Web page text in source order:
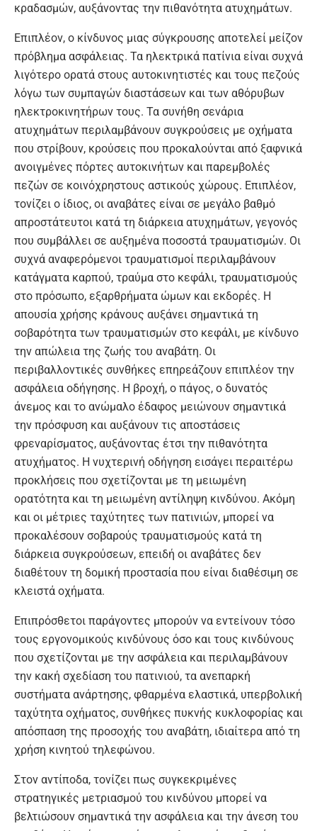
κραδασμών, αυξάνοντας την πιθανότητα ατυχημάτων.
Επιπλέον, ο κίνδυνος μιας σύγκρουσης αποτελεί μείζον
πρόβλημα ασφάλειας. Τα ηλεκτρικά πατίνια είναι συχνά
λιγότερο ορατά στους αυτοκινητιστές και τους πεζούς
λόγω των συμπαγών διαστάσεων και των αθόρυβων
ηλεκτροκινητήρων τους. Τα συνήθη σενάρια
ατυχημάτων περιλαμβάνουν συγκρούσεις με οχήματα
που στρίβουν, κρούσεις που προκαλούνται από ξαφνικά
ανοιγμένες πόρτες αυτοκινήτων και παρεμβολές
πεζών σε κοινόχρηστους αστικούς χώρους. Επιπλέον,
τονίζει ο ίδιος, οι αναβάτες είναι σε μεγάλο βαθμό
απροστάτευτοι κατά τη διάρκεια ατυχημάτων, γεγονός
που συμβάλλει σε αυξημένα ποσοστά τραυματισμών. Οι
συχνά αναφερόμενοι τραυματισμοί περιλαμβάνουν
κατάγματα καρπού, τραύμα στο κεφάλι, τραυματισμούς
στο πρόσωπο, εξαρθρήματα ώμων και εκδορές. Η
απουσία χρήσης κράνους αυξάνει σημαντικά τη
σοβαρότητα των τραυματισμών στο κεφάλι, με κίνδυνο
την απώλεια της ζωής του αναβάτη. Οι
περιβαλλοντικές συνθήκες επηρεάζουν επιπλέον την
ασφάλεια οδήγησης. Η βροχή, ο πάγος, ο δυνατός
άνεμος και το ανώμαλο έδαφος μειώνουν σημαντικά
την πρόσφυση και αυξάνουν τις αποστάσεις
φρεναρίσματος, αυξάνοντας έτσι την πιθανότητα
ατυχήματος. Η νυχτερινή οδήγηση εισάγει περαιτέρω
προκλήσεις που σχετίζονται με τη μειωμένη
ορατότητα και τη μειωμένη αντίληψη κινδύνου. Ακόμη
και οι μέτριες ταχύτητες των πατινιών, μπορεί να
προκαλέσουν σοβαρούς τραυματισμούς κατά τη
διάρκεια συγκρούσεων, επειδή οι αναβάτες δεν
διαθέτουν τη δομική προστασία που είναι διαθέσιμη σε
κλειστά οχήματα.
Επιπρόσθετοι παράγοντες μπορούν να εντείνουν τόσο
τους εργονομικούς κινδύνους όσο και τους κινδύνους
που σχετίζονται με την ασφάλεια και περιλαμβάνουν
την κακή σχεδίαση του πατινιού, τα ανεπαρκή
συστήματα ανάρτησης, φθαρμένα ελαστικά, υπερβολική
ταχύτητα οχήματος, συνθήκες πυκνής κυκλοφορίας και
απόσπαση της προσοχής του αναβάτη, ιδιαίτερα από τη
χρήση κινητού τηλεφώνου.
Στον αντίποδα, τονίζει πως συγκεκριμένες
στρατηγικές μετριασμού του κινδύνου μπορεί να
βελτιώσουν σημαντικά την ασφάλεια και την άνεση του